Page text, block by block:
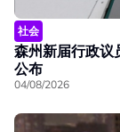
社会
森州新届行政议
公布
04/08/2026